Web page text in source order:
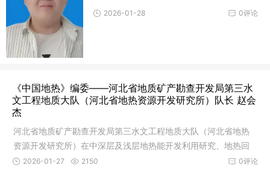
0评论
2026-01-28
《中国地热》编委——河北省地质矿产勘查开发局第三水
文工程地质大队（河北省地热资源开发研究所）队长 赵会
杰
河北省地质矿产勘查开发局第三水文工程地质大队（河北省地热
资源开发研究所）在中深层及浅层地热能开发利用研究、地热回
灌技术、地热资源保护等方面取得了巨大成绩。队长赵会杰应邀
0评论
2026-01-27 2150